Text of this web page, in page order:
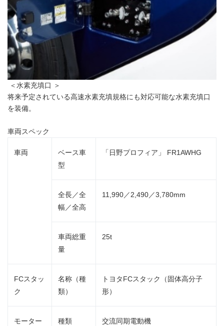
＜水素充填口 ＞
将来予定されている高速水素充填規格にも対応可能な水素充填口
を装備。
車両スペック
車両
ベース車
型
「日野プロフィア」 FR1AWHG
全長／全
幅／全高
11,990／2,490／3,780mm
車両総重
量
25t
FCスタッ
ク
名称（種
類）
トヨタFCスタック（固体高分子
形）
モーター 種類 交流同期電動機